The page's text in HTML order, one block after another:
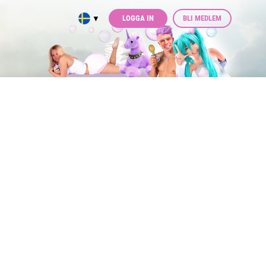
▼ LOGGA IN BLI MEDLEM